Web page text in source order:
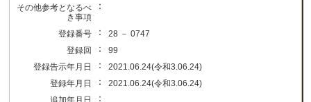
その他参考となるべ
き事項
：
登録番号 ：
28 － 0747
登録回
：
99
登録告示年月日
：
2021.06.24(令和3.06.24)
登録年月日
：
2021.06.24(令和3.06.24)
追加年月日
：